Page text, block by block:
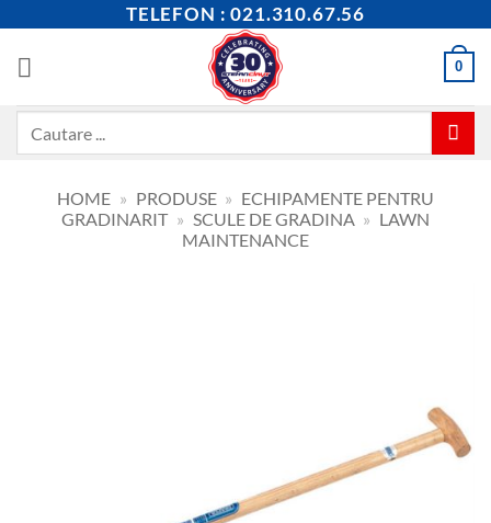
content
TELEFON : 021.310.67.56
0
HOME » PRODUSE » ECHIPAMENTE PENTRU
GRADINARIT » SCULE DE GRADINA » LAWN
MAINTENANCE